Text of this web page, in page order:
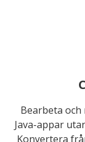
Bearbeta
Java-appar
Konvertera